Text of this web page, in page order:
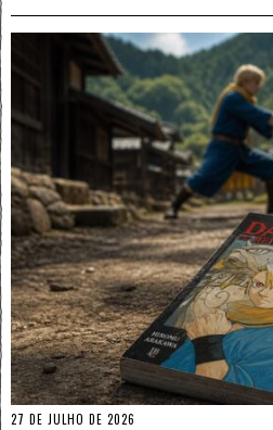
27 DE JULHO DE 2026